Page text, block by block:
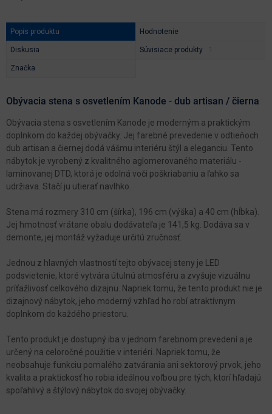
Popis produktu Hodnotenie
Diskusia Súvisiace produkty
Značka
Obývacia stena s osvetlením Kanode - dub artisan / čierna
Obývacia stena s osvetlením Kanode je moderným a praktickým
doplnkom do každej obývačky. Jej farebné prevedenie v odtieňoch
dub artisan a čiernej dodá vášmu interiéru štýl a eleganciu. Tento
nábytok je vyrobený z kvalitného aglomerovaného materiálu -
laminovanej DTD, ktorá je odolná voči poškriabaniu a ľahko sa
udržiava. Stačí ju utierať navlhko.
Stena má rozmery 310 cm (šírka), 196 cm (výška) a 40 cm (hĺbka).
Jej hmotnosť vrátane obalu dodávateľa je 141,5 kg. Dodáva sa v
demonte, jej montáž vyžaduje určitú zručnosť.
Jednou z hlavných vlastností tejto obývacej steny je LED
podsvietenie, ktoré vytvára útulnú atmosféru a zvyšuje vizuálnu
príťažlivosť celkového dizajnu. Napriek tomu, že tento produkt nie je
dizajnový nábytok, jeho moderný vzhľad ho robí atraktívnym
doplnkom do každého priestoru.
Tento produkt je dostupný iba v jednom farebnom prevedení a je
určený na celoročné použitie v interiéri. Napriek tomu, že
neobsahuje funkciu pomalého zatvárania ani sektorový prvok, jeho
kvalita a praktickosť ho robia ideálnou voľbou pre tých, ktorí hľadajú
spoľahlivý a štýlový nábytok do svojej obývačky.